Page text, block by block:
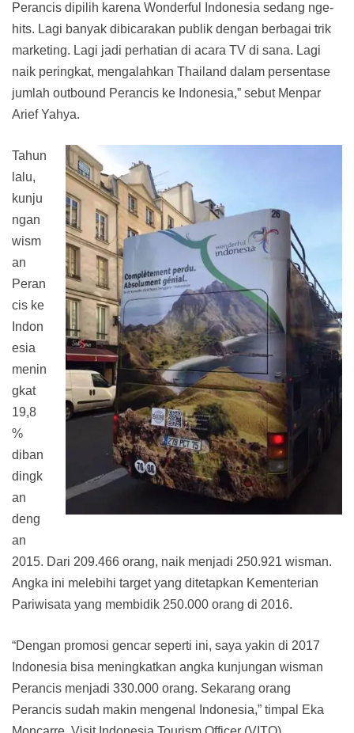
Perancis dipilih karena Wonderful Indonesia sedang nge-
hits. Lagi banyak dibicarakan publik dengan berbagai trik
marketing. Lagi jadi perhatian di acara TV di sana. Lagi
naik peringkat, mengalahkan Thailand dalam persentase
jumlah outbound Perancis ke Indonesia,” sebut Menpar
Arief Yahya.
Tahun
lalu,
kunju
ngan
wism
an
Peran
cis ke
Indon
esia
menin
gkat
19,8
%
diban
dingk
an
deng
an
2015. Dari 209.466 orang, naik menjadi 250.921 wisman.
Angka ini melebihi target yang ditetapkan Kementerian
Pariwisata yang membidik 250.000 orang di 2016.
“Dengan promosi gencar seperti ini, saya yakin di 2017
Indonesia bisa meningkatkan angka kunjungan wisman
Perancis menjadi 330.000 orang. Sekarang orang
Perancis sudah makin mengenal Indonesia,” timpal Eka